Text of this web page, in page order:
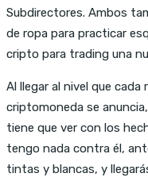
Subdirectores. Ambos
de ropa para practicar
cripto para trading una
Al llegar al nivel que
criptomoneda se
tiene que ver con los
tengo nada contra él,
tintas y blancas, y